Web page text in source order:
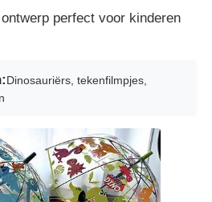
perfect voor kinderen
Dinosauriërs, tekenfilmpjes,